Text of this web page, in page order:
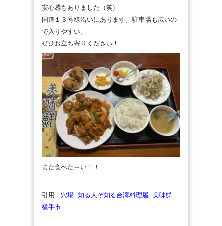
安心感もありました（笑）
国道１３号線沿いにあります。駐車場も広いの
で入りやすい。
ぜひお立ち寄りください！
また食べた～い！！
引用 穴場 知る人ぞ知る台湾料理屋 美味鮮
横手市